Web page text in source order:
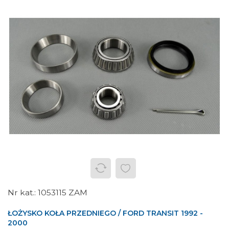
1053115 ZAM
ŁOŻYSKO KOŁA PRZEDNIEGO / FORD TRANSIT 1992 -
2000